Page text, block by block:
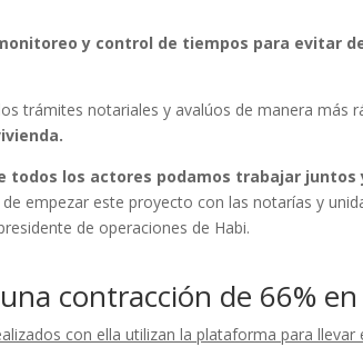
y control de tiempos para evitar
trámites notariales y avalúos de manera más
los actores podamos trabajar juntos
empezar este proyecto con las notarías y
de operaciones de Habi.
contracción de 66% en
con ella utilizan la plataforma para llevar